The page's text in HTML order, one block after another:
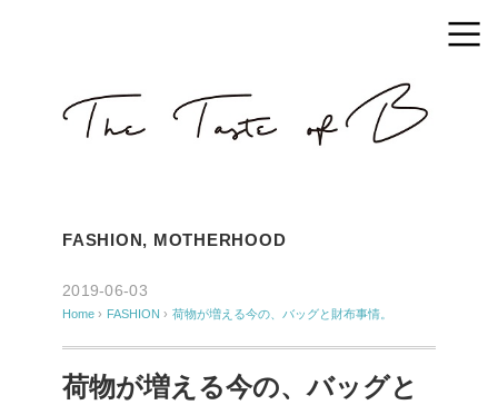
FASHION, MOTHERHOOD
2019-06-03
Home › FASHION › 荷物が増える今の、バッグと財布事情。
荷物が増える今の、バッグと